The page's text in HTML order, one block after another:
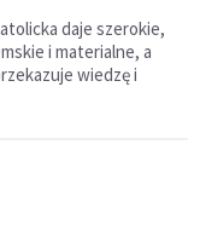
daje szerokie,
i materialne, a
wiedzę i